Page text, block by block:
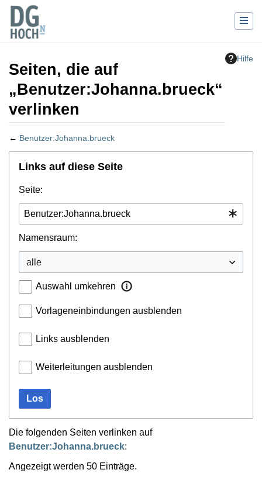
Hilfe
Seiten, die auf
„Benutzer:Johanna.brueck“
verlinken
← Benutzer:Johanna.brueck
Wechseln zu:Navigation,Suche
Links auf diese Seite
Seite:
Namensraum:
Auswahl umkehren
Vorlageneinbindungen ausblenden
Links ausblenden
Weiterleitungen ausblenden
Los
Die folgenden Seiten verlinken auf
Benutzer:Johanna.brueck:
Angezeigt werden 50 Einträge.